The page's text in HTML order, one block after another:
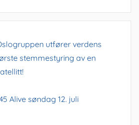
utfører verdens
stemmestyring av en
Alive søndag 12. juli